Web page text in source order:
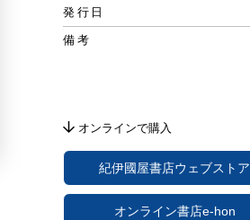
発行日
備考
オンラインで購入
紀伊國屋書店ウェブストア
オンライン書店e-hon